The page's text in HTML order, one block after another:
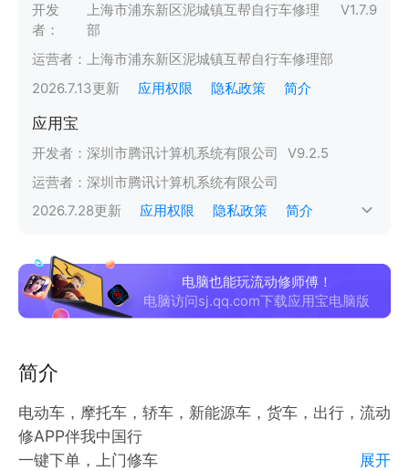
开发
者：
上海市浦东新区泥城镇互帮自行车修理
部
V1.7.9
运营者： 上海市浦东新区泥城镇互帮自行车修理部
2026.7.13更新 应用权限 隐私政策 简介
应用宝
开发者： 深圳市腾讯计算机系统有限公司 V9.2.5
运营者： 深圳市腾讯计算机系统有限公司
2026.7.28更新 应用权限 隐私政策 简介
电脑也能玩流动修师傅！
电脑访问sj.qq.com下载应用宝电脑版
简介
电动车，摩托车，轿车，新能源车，货车，出行，流动
修APP伴我中国行
一键下单，上门修车
展开